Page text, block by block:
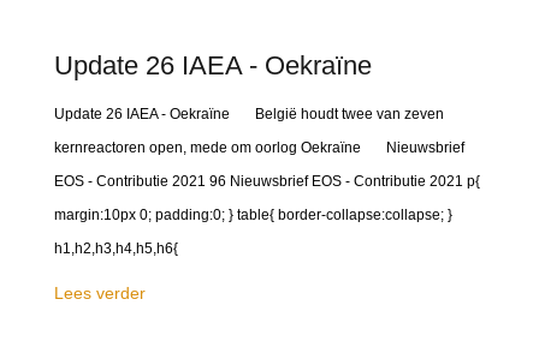
Update 26 IAEA - Oekraïne
Update 26 IAEA - Oekraïne België houdt twee van zeven
kernreactoren open, mede om oorlog Oekraïne Nieuwsbrief
EOS - Contributie 2021 96 Nieuwsbrief EOS - Contributie 2021 p{
margin:10px 0; padding:0; } table{ border-collapse:collapse; }
h1,h2,h3,h4,h5,h6{
Lees verder